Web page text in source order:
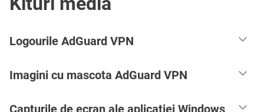
Logourile AdGuard VPN
Imagini cu mascota AdGuard VPN
Capturile de ecran ale aplicației Windows